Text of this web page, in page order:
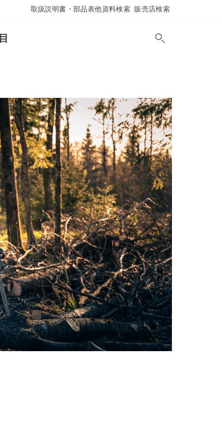
取扱説明書・部品表他資料検索 販売店検索